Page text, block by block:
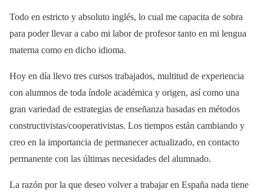
Todo en estricto y absoluto inglés, lo cual me capacita de sobra
para poder llevar a cabo mi labor de profesor tanto en mi lengua
materna como en dicho idioma.
Hoy en día llevo tres cursos trabajados, multitud de experiencia
con alumnos de toda índole académica y origen, así como una
gran variedad de estrategias de enseñanza basadas en métodos
constructivistas/cooperativistas. Los tiempos están cambiando y
creo en la importancia de permanecer actualizado, en contacto
permanente con las últimas necesidades del alumnado.
La razón por la que deseo volver a trabajar en España nada tiene